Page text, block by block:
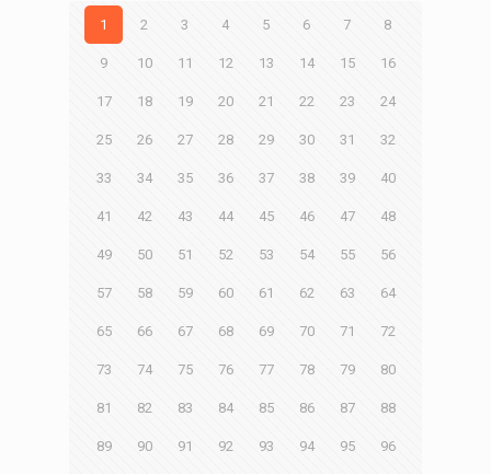
1 2 3 4 5 6 7 8
9 10 11 12 13 14 15 16
17 18 19 20 21 22 23 24
25 26 27 28 29 30 31 32
33 34 35 36 37 38 39 40
41 42 43 44 45 46 47 48
49 50 51 52 53 54 55 56
57 58 59 60 61 62 63 64
65 66 67 68 69 70 71 72
73 74 75 76 77 78 79 80
81 82 83 84 85 86 87 88
89 90 91 92 93 94 95 96